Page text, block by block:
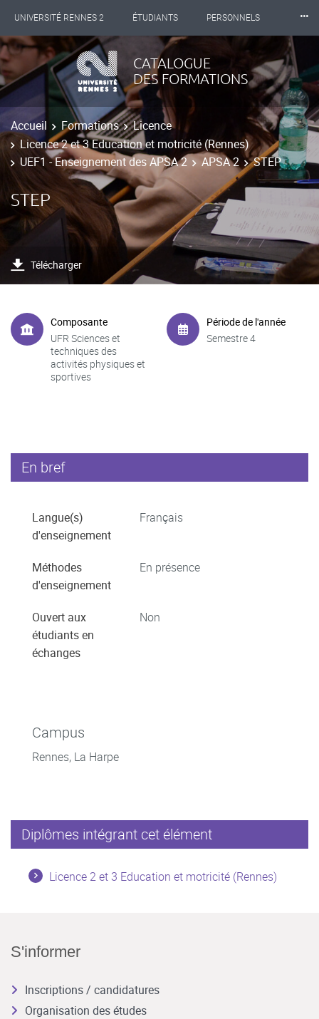
UNIVERSITÉ RENNES 2 ÉTUDIANTS PERSONNELS
INTERNATIONAL PROFESSIONNELS BIBLIOTHÈQUES
LES NOUVELLES DE RENNES 2
⸱⸱⸱
CATALOGUE
DES FORMATIONS
Accueil Formations
Licence
Licence 2 et 3 Education et motricité (Rennes)
UEF1 - Enseignement des APSA 2
APSA 2 STEP
STEP
Télécharger
Composante
UFR Sciences et
techniques des
activités physiques et
sportives
Période de l'année
Semestre 4
En bref
Langue(s)
d'enseignement
Français
Méthodes
d'enseignement
En présence
Ouvert aux
étudiants en
échanges
Non
Campus
Rennes, La Harpe
Diplômes intégrant cet élément
Licence 2 et 3 Education et motricité (Rennes)
S'informer
Inscriptions / candidatures
Organisation des études